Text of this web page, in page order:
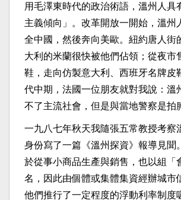
用毛澤東時代的政治術語，溫州人具
主義傾向」。改革開放一開始，溫州
全中國，然後奔向美歐。紐約唐人街
大利的米蘭很快被他們佔領；從夜市
鞋，走向仿製意大利、西班牙名牌皮
代中期，法國一位朋友就對我說：溫
不了主流社會，但是與當地警察是拍
一九八七年秋天我隨張五常教授考察
身份寫了一篇《溫州探資》報導見聞
於從事小商品生產與銷售，也以組「
名，因此由個體或集體集資經辦城市
他們推行了一定程度的浮動利率制度